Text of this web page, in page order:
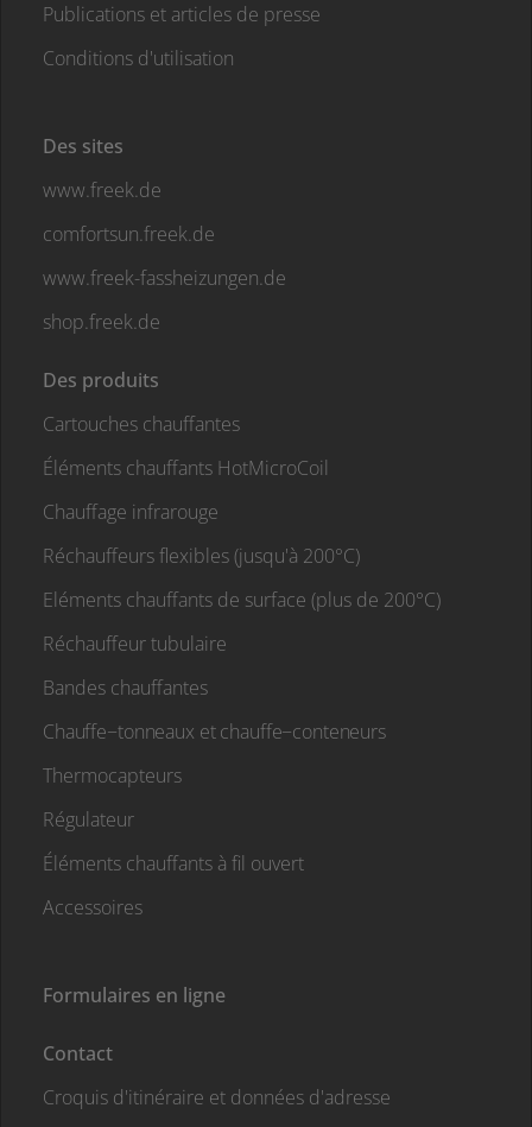
Publications et articles de presse
Conditions d'utilisation
Des sites
www.freek.de
comfortsun.freek.de
www.freek-fassheizungen.de
shop.freek.de
Des produits
Cartouches chauffantes
Éléments chauffants HotMicroCoil
Chauffage infrarouge
Réchauffeurs flexibles (jusqu'à 200°C)
Eléments chauffants de surface (plus de 200°C)
Réchauffeur tubulaire
Bandes chauffantes
Chauffe−tonneaux et chauffe−conteneurs
Thermocapteurs
Régulateur
Éléments chauffants à fil ouvert
Accessoires
Formulaires en ligne
Contact
Croquis d'itinéraire et données d'adresse